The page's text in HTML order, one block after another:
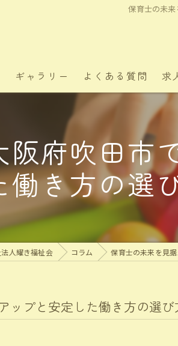
保育士の未
ギャラリー よくある質問 求
府吹田市
働き方の選
人耀き福祉会 コラム 保育士の未来を見
ップと安定した働き方の選び